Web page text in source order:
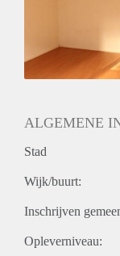
ALGEMENE
Stad
Wijk/buurt:
Inschrijven
Opleverniveau: